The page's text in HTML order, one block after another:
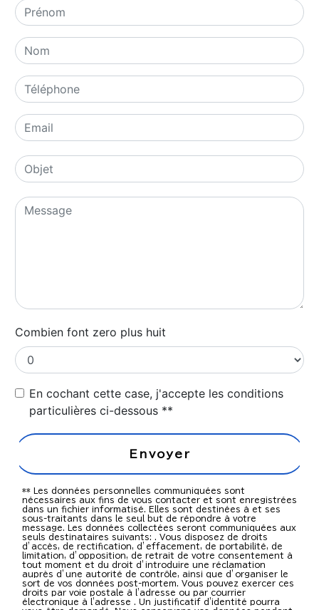
Combien font zero plus huit
En cochant cette case, j'accepte les conditions
particulières ci-dessous **
Envoyer
** Les données personnelles communiquées sont
nécessaires aux fins de vous contacter et sont enregistrées
dans un fichier informatisé. Elles sont destinées à et ses
sous-traitants dans le seul but de répondre à votre
message. Les données collectées seront communiquées aux
seuls destinataires suivants: . Vous disposez de droits
d’accès, de rectification, d’effacement, de portabilité, de
limitation, d’opposition, de retrait de votre consentement à
tout moment et du droit d’introduire une réclamation
auprès d’une autorité de contrôle, ainsi que d’organiser le
sort de vos données post-mortem. Vous pouvez exercer ces
droits par voie postale à l'adresse ou par courrier
électronique à l'adresse . Un justificatif d'identité pourra